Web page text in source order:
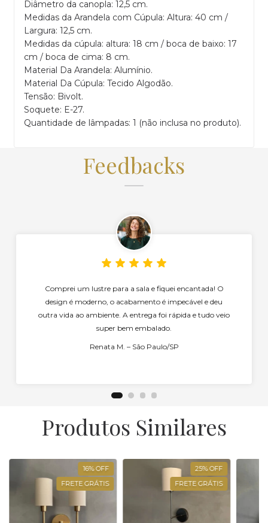
Diâmetro da canopla: 12,5 cm.
Medidas da Arandela com Cúpula: Altura: 40 cm /
Largura: 12,5 cm.
Medidas da cúpula: altura: 18 cm / boca de baixo: 17
cm / boca de cima: 8 cm.
Material Da Arandela: Alumínio.
Material Da Cúpula: Tecido Algodão.
Tensão: Bivolt.
Soquete: E-27.
Quantidade de lâmpadas: 1 (não inclusa no produto).
Feedbacks
Comprei um lustre para a sala e fiquei encantada! O
design é moderno, o acabamento é impecável e deu
outra vida ao ambiente. A entrega foi rápida e tudo veio
super bem embalado.
Renata M. – São Paulo/SP
Produtos Similares
16%OFF
FRETE GRÁTIS
25%OFF
FRETE GRÁTIS